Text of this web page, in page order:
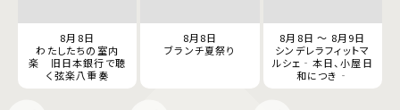
8月8日
わたしたちの室内
楽 旧日本銀行で聴
く弦楽八重奏
8月8日
ブランチ夏祭り
8月8日 ～ 8月9日
シンデレラフィットマ
ルシェ‐本日、小屋日
和につき‐